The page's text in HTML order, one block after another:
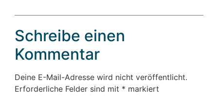
Schreibe einen
Kommentar
Deine E-Mail-Adresse wird nicht veröffentlicht.
Erforderliche Felder sind mit * markiert